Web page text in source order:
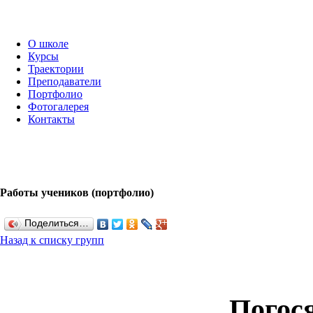
О школе
Курсы
Траектории
Преподаватели
Портфолио
Фотогалерея
Контакты
Работы учеников (портфолио)
Поделиться…
Назад к списку групп